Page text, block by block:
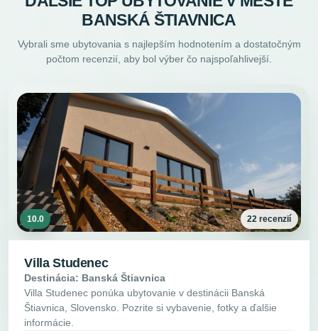
BANSKÁ ŠTIAVNICA
Vybrali sme ubytovania s najlepším hodnotením a dostatočným
počtom recenzií, aby bol výber čo najspoľahlivejší.
10.0 22 recenzií
Villa Studenec
Destinácia: Banská Štiavnica
Villa Studenec ponúka ubytovanie v destinácii Banská
Štiavnica, Slovensko. Pozrite si vybavenie, fotky a ďalšie
informácie.